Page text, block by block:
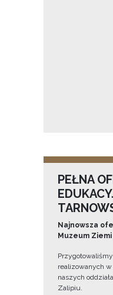
PEŁNA
Najnowsza
Muzeum
realizowanych
naszych
Zalipiu.